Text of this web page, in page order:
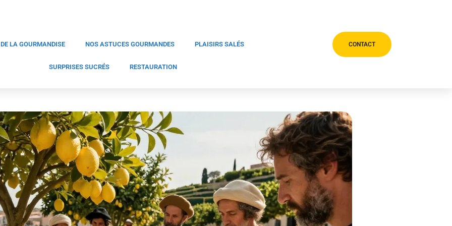
LA GOURMANDISE NOS ASTUCES GOURMANDES PLAISIRS SALÉS
SURPRISES SUCRÉS RESTAURATION
CONTACT